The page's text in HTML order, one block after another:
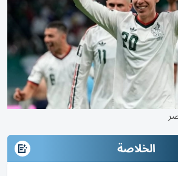
الخلاصة